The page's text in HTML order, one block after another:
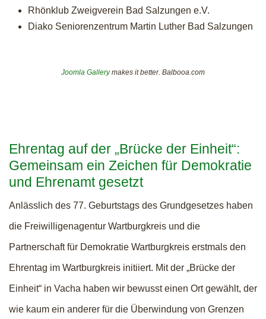
Rhönklub Zweigverein Bad Salzungen e.V.
Diako Seniorenzentrum Martin Luther Bad Salzungen
Joomla Gallerymakes it better. Balbooa.com
Ehrentag auf der „Brücke der Einheit“:
Gemeinsam ein Zeichen für Demokratie
und Ehrenamt gesetzt
Anlässlich des 77. Geburtstags des Grundgesetzes haben
die Freiwilligenagentur Wartburgkreis und die
Partnerschaft für Demokratie Wartburgkreis erstmals den
Ehrentag im Wartburgkreis initiiert. Mit der „Brücke der
Einheit“ in Vacha haben wir bewusst einen Ort gewählt, der
wie kaum ein anderer für die Überwindung von Grenzen